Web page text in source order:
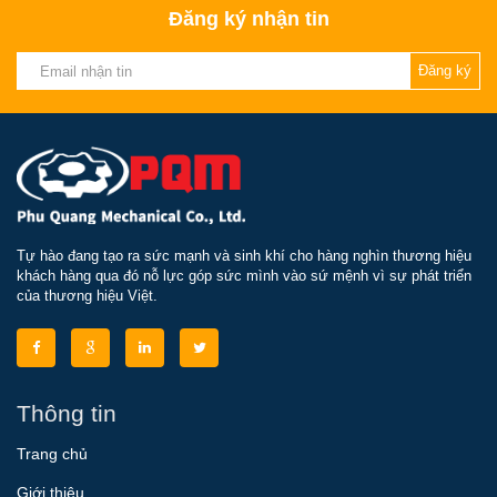
Đăng ký nhận tin
Đăng ký
Tự hào đang tạo ra sức mạnh và sinh khí cho hàng nghìn thương hiệu
khách hàng qua đó nỗ lực góp sức mình vào sứ mệnh vì sự phát triển
của thương hiệu Việt.
Thông tin
Trang chủ
Giới thiệu